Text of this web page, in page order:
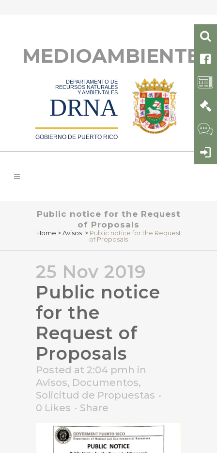
MEDIOAMBIENTE
DEPARTAMENTO DE
RECURSOS NATURALES
Y AMBIENTALES
DRNA
GOBIERNO DE PUERTO RICO
Public notice for the Request
of Proposals
Home >Avisos > Public notice for the Request
of Proposals
25 Nov 2019
Public notice
for the
Request of
Proposals
Posted at 2:04 pmh in
Avisos, Documentos,
Solicitud de Propuestas
0 Likes Share